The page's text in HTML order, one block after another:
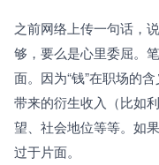
之前网络上传一句话，
够，要么是心里委屈。
面。因为“钱”在职场的
带来的衍生收入（比如
望、社会地位等等。如
过于片面。